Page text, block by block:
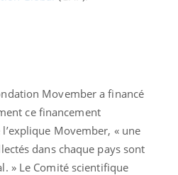
Movember a financé
ce financement
Movember, « une
dans chaque pays sont
» Le Comité scientifique